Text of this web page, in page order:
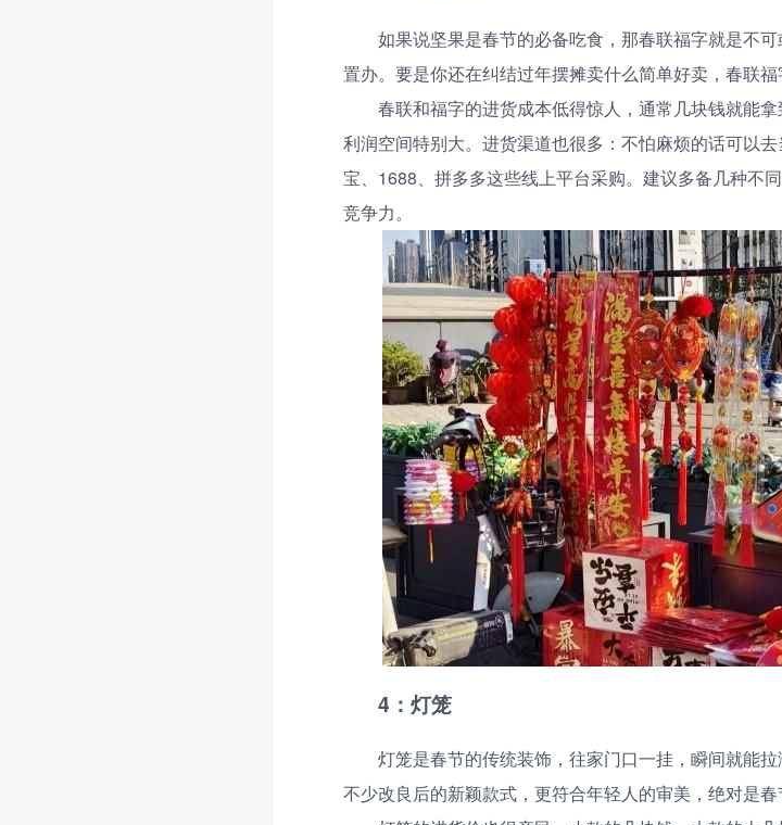
如果说坚果是春节的必备吃食，那春联福字就是不
置办。要是你还在纠结过年摆摊卖什么简单好卖，春联福
春联和福字的进货成本低得惊人，通常几块钱就能
利润空间特别大。进货渠道也很多：不怕麻烦的话可以
宝、1688、拼多多这些线上平台采购。建议多备几种不
竞争力。
4：灯笼
灯笼是春节的传统装饰，往家门口一挂，瞬间就能
不少改良后的新颖款式，更符合年轻人的审美，绝对是春